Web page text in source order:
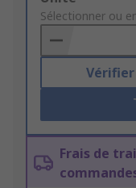
to
Basket
Sélectionner ou
Frais de